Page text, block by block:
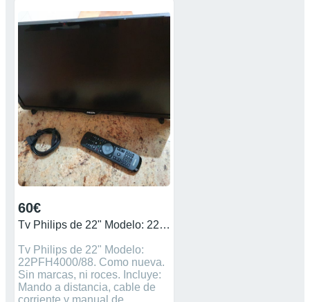
60€
Tv Philips de 22" Modelo: 22PFH4000/88
Tv Philips de 22" Modelo:
22PFH4000/88. Como nueva.
Sin marcas, ni roces. Incluye:
Mando a distancia, cable de
corriente y manual de